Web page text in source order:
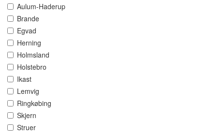
Aulum-Haderup
Brande
Egvad
Herning
Holmsland
Holstebro
Ikast
Lemvig
Ringkøbing
Skjern
Struer